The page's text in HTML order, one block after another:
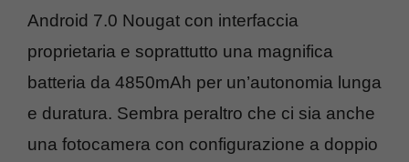
Android 7.0 Nougat con interfaccia
proprietaria e soprattutto una magnifica
batteria da 4850mAh per un’autonomia lunga
e duratura. Sembra peraltro che ci sia anche
una fotocamera con configurazione a doppio